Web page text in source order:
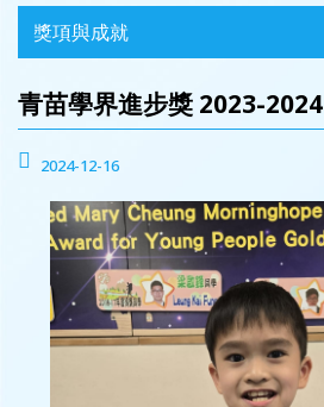
獎項與成就
青苗學界進步獎 2023-2024
2024-12-16